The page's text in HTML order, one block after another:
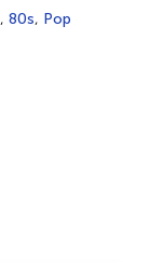
, 80s, Pop